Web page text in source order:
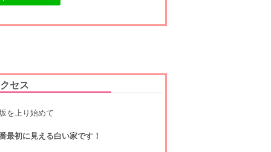
セス
を上り始めて
最初に見える白い家です！